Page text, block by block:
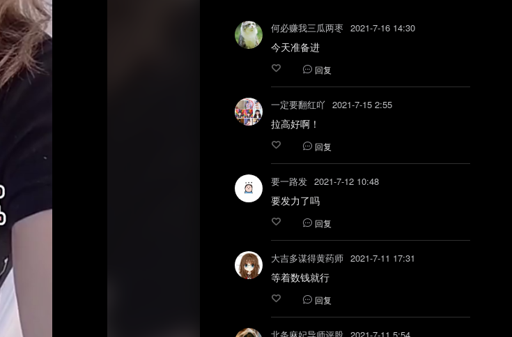
何必赚我三瓜两枣 2021-7-16 14:30
今天准备进
回复
一定要翻红吖 2021-7-15 2:55
拉高好啊！
回复
要一路发 2021-7-12 10:48
要发力了吗
回复
大吉多谋得黄药师 2021-7-11 17:31
等着数钱就行
回复